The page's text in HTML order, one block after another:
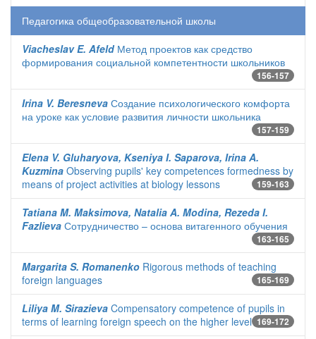
Педагогика общеобразовательной школы
Viacheslav E. AfeldМетод проектов как средство
формирования социальной компетентности школьников
156-157
Irina V. Beresneva Создание психологического комфорта
на уроке как условие развития личности школьника
157-159
Elena V. Gluharyova, Kseniya I. Saparova, Irina A.
Kuzmina Observing pupils' key competences formedness by
means of project activities at biology lessons
159-163
Tatiana M. Maksimova, Natalia A. Modina, Rezeda I.
Fazlieva Сотрудничество – основа витагенного обучения
163-165
Margarita S. Romanenko Rigorous methods of teaching
foreign languages
165-169
Liliya M. Sirazieva Compensatory competence of pupils in
terms of learning foreign speech on the higher level 169-172